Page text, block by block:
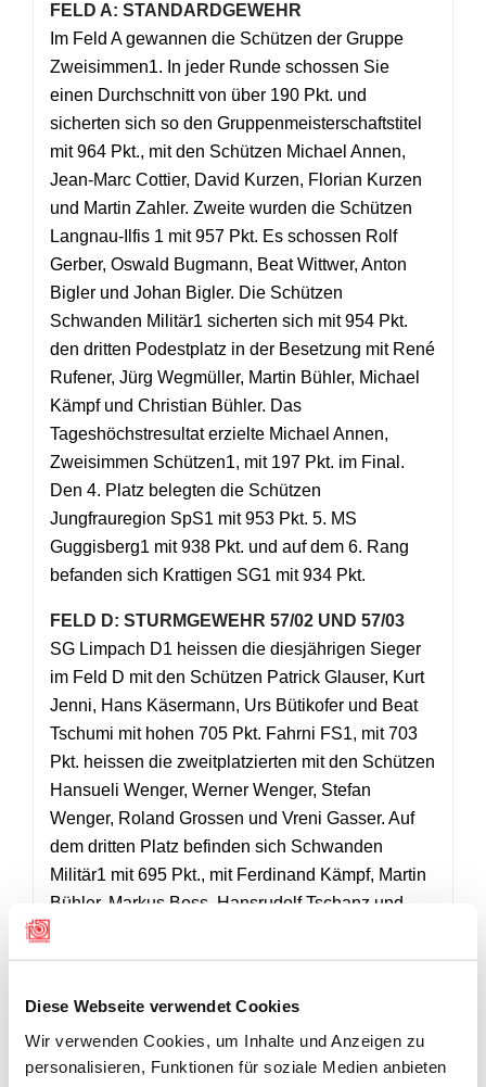
Diese Webseite verwendet Cookies
Wir verwenden Cookies, um Inhalte und Anzeigen zu
personalisieren, Funktionen für soziale Medien anbieten
FELD A: STANDARDGEWEHR
Im Feld A gewannen die Schützen der Gruppe
Zweisimmen1. In jeder Runde schossen Sie
einen Durchschnitt von über 190 Pkt. und
sicherten sich so den Gruppenmeisterschaftstitel
mit 964 Pkt., mit den Schützen Michael Annen,
Jean-Marc Cottier, David Kurzen, Florian Kurzen
und Martin Zahler. Zweite wurden die Schützen
Langnau-Ilfis 1 mit 957 Pkt. Es schossen Rolf
Gerber, Oswald Bugmann, Beat Wittwer, Anton
Bigler und Johan Bigler. Die Schützen
Schwanden Militär1 sicherten sich mit 954 Pkt.
den dritten Podestplatz in der Besetzung mit René
Rufener, Jürg Wegmüller, Martin Bühler, Michael
Kämpf und Christian Bühler. Das
Tageshöchstresultat erzielte Michael Annen,
Zweisimmen Schützen1, mit 197 Pkt. im Final.
Den 4. Platz belegten die Schützen
Jungfrauregion SpS1 mit 953 Pkt. 5. MS
Guggisberg1 mit 938 Pkt. und auf dem 6. Rang
befanden sich Krattigen SG1 mit 934 Pkt.
FELD D: STURMGEWEHR 57/02 UND 57/03
SG Limpach D1 heissen die diesjährigen Sieger
im Feld D mit den Schützen Patrick Glauser, Kurt
Jenni, Hans Käsermann, Urs Bütikofer und Beat
Tschumi mit hohen 705 Pkt. Fahrni FS1, mit 703
Pkt. heissen die zweitplatzierten mit den Schützen
Hansueli Wenger, Werner Wenger, Stefan
Wenger, Roland Grossen und Vreni Gasser. Auf
dem dritten Platz befinden sich Schwanden
Militär1 mit 695 Pkt., mit Ferdinand Kämpf, Martin
Bühler, Markus Boss, Hansrudolf Tschanz und
Suldtalschützen1, 689 Pkt; 6. Löhrschützen
687 Pkt; 8. Zweisimmen Schützen1, 686 Pkt; 9.
Erlenbach-Wimmis SG1, 685 Pkt; 10. SV
Winigraben Lyss, 683 Pkt; 11. SG Limpach3, 682